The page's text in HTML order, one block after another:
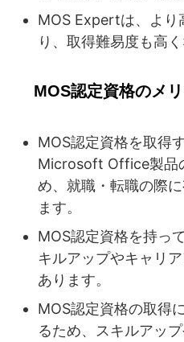
MOS Expertは、より
り、取得難易度も高く
MOS認定資格のメ
MOS認定資格を取得
Microsoft Office製品
め、就職・転職の際
ます。
MOS認定資格を持っ
キルアップやキャリ
あります。
MOS認定資格の取得
るため、スキルアッ